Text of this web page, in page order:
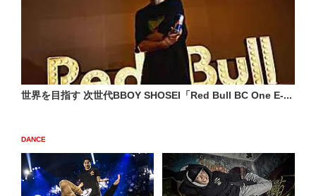
世界を目指す 次世代BBOY SHOSEI「Red Bull BC One E-...
DANCE